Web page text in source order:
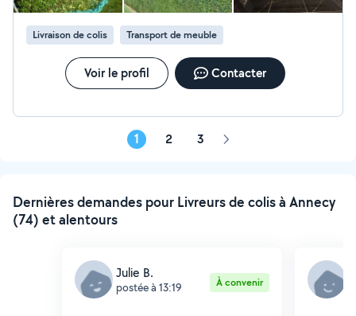
Livraison de colis Transport de meuble
Voir le profil Contacter
1 2 3 Page
Dernières demandes pour Livreurs de colis à Annecy
(74) et alentours
Julie B.
postée à 13:19 À convenir